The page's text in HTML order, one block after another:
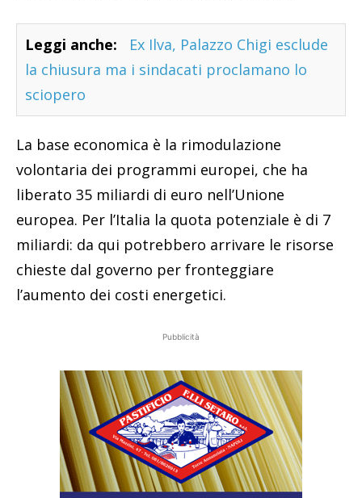
Leggi anche:
Ex Ilva, Palazzo Chigi esclude
la chiusura ma i sindacati proclamano lo
sciopero
La base economica è la rimodulazione
volontaria dei programmi europei, che ha
liberato 35 miliardi di euro nell’Unione
europea. Per l’Italia la quota potenziale è di 7
miliardi: da qui potrebbero arrivare le risorse
chieste dal governo per fronteggiare
l’aumento dei costi energetici.
Pubblicità